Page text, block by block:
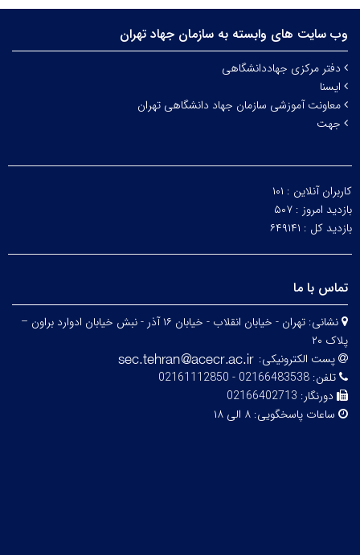
وب سایت های وابسته به سازمان جهاد تهران
دفتر مرکزی جهاددانشگاهی
ایسنا
معاونت آموزشی سازمان جهاد دانشگاهی تهران
جهت
کاربران آنلاین : ۱۰۱
بازدید امروز : ۵۰۷
بازدید کل : ۶۴۹۱۴۱
تماس با ما
نشانی:
تهران - خیابان انقلاب - خیابان ۱۶ آذر - نبش خیابان ادوارد براون –
پلاک ۲۰
پست الکترونیکی:
تلفن: 02166483538 - 02161112850
دورنگار: 02166402713
ساعات پاسخگویی: ۸ الی ۱۸